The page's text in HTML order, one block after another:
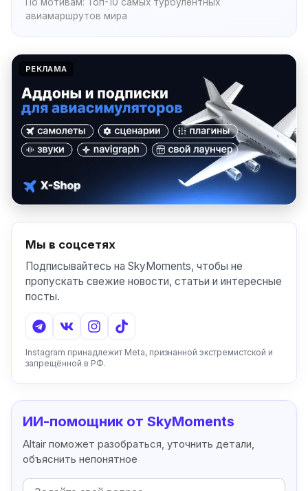
авиамаршрутов мира
РЕКЛАМА
Мы в соцсетях
Подписывайтесь на SkyMoments, чтобы не
пропускать свежие новости, статьи и интересные
посты.
Instagram принадлежит Meta, признанной экстремистской и
запрещённой в РФ.
ИИ-помощник от SkyMoments
Altair поможет разобраться, уточнить детали,
объяснить непонятное